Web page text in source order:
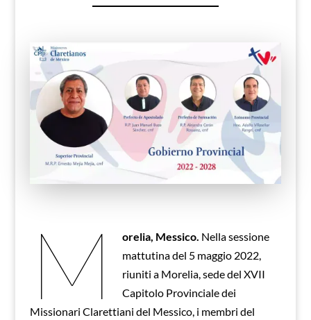
M orelia, Messico. Nella sessione
mattutina del 5 maggio 2022,
riuniti a Morelia, sede del XVII
Capitolo Provinciale dei
Missionari Clarettiani del Messico, i membri del